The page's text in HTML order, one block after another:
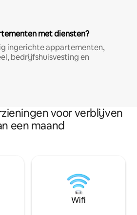
met diensten?
ingerichte appartementen,
bedrijfshuisvesting en
voor verblijven
een maand
Wifi